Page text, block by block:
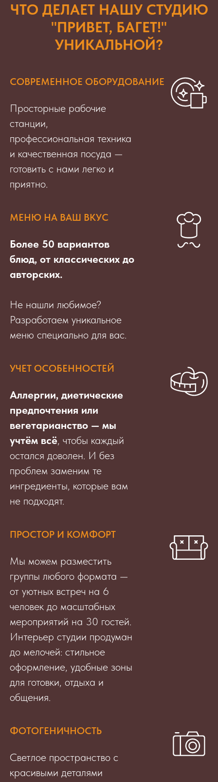
ЧТО ДЕЛАЕТ НАШУ СТУДИЮ
"ПРИВЕТ, БАГЕТ!"
УНИКАЛЬНОЙ?
СОВРЕМЕННОЕ ОБОРУДОВАНИЕ
Просторные рабочие
станции,
профессиональная техника
и качественная посуда —
готовить с нами легко и
приятно.
МЕНЮ НА ВАШ ВКУС
Более 50 вариантов
блюд, от классических до
авторских.
Не нашли любимое?
Разработаем уникальное
меню специально для вас.
УЧЕТ ОСОБЕННОСТЕЙ
Аллергии, диетические
предпочтения или
вегетарианство — мы
учтём всё, чтобы каждый
остался доволен. И без
проблем заменим те
ингредиенты, которые вам
не подходят.
ПРОСТОР И КОМФОРТ
Мы можем разместить
группы любого формата —
от уютных встреч на 6
человек до масштабных
мероприятий на 30 гостей.
Интерьер студии продуман
до мелочей: стильное
оформление, удобные зоны
для готовки, отдыха и
общения.
ФОТОГЕНИЧНОСТЬ
Светлое пространство с
красивыми деталями